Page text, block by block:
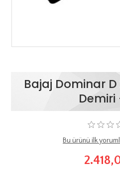
Bajaj Dominar
Demiri
Bu ürünü ilk